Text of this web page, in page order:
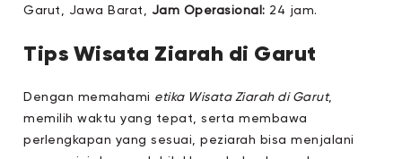
Garut, Jawa Barat, Jam Operasional: 24 jam.
Tips Wisata Ziarah di Garut
Dengan memahami etika Wisata Ziarah di Garut,
memilih waktu yang tepat, serta membawa
perlengkapan yang sesuai, peziarah bisa menjalani